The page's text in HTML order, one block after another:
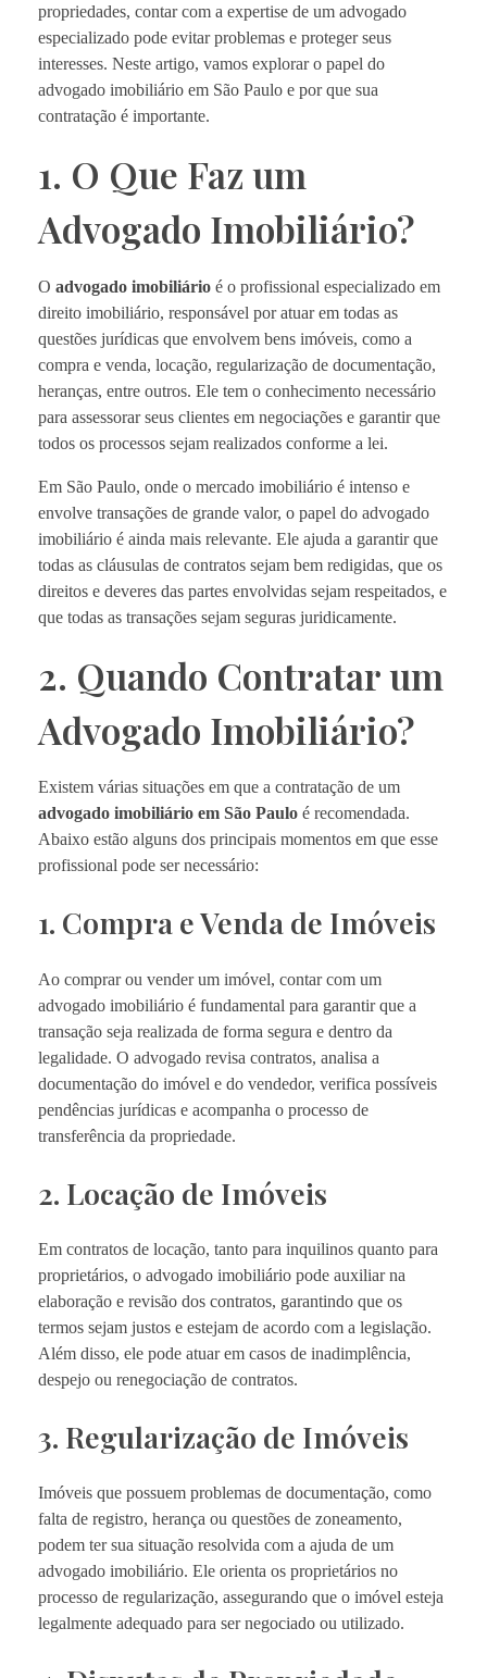
propriedades, contar com a expertise de um advogado
especializado pode evitar problemas e proteger seus
interesses. Neste artigo, vamos explorar o papel do
advogado imobiliário em São Paulo e por que sua
contratação é importante.
1. O Que Faz um
Advogado Imobiliário?
O advogado imobiliário é o profissional especializado em
direito imobiliário, responsável por atuar em todas as
questões jurídicas que envolvem bens imóveis, como a
compra e venda, locação, regularização de documentação,
heranças, entre outros. Ele tem o conhecimento necessário
para assessorar seus clientes em negociações e garantir que
todos os processos sejam realizados conforme a lei.
Em São Paulo, onde o mercado imobiliário é intenso e
envolve transações de grande valor, o papel do advogado
imobiliário é ainda mais relevante. Ele ajuda a garantir que
todas as cláusulas de contratos sejam bem redigidas, que os
direitos e deveres das partes envolvidas sejam respeitados, e
que todas as transações sejam seguras juridicamente.
2. Quando Contratar um
Advogado Imobiliário?
Existem várias situações em que a contratação de um
advogado imobiliário em São Paulo é recomendada.
Abaixo estão alguns dos principais momentos em que esse
profissional pode ser necessário:
1. Compra e Venda de Imóveis
Ao comprar ou vender um imóvel, contar com um
advogado imobiliário é fundamental para garantir que a
transação seja realizada de forma segura e dentro da
legalidade. O advogado revisa contratos, analisa a
documentação do imóvel e do vendedor, verifica possíveis
pendências jurídicas e acompanha o processo de
transferência da propriedade.
2. Locação de Imóveis
Em contratos de locação, tanto para inquilinos quanto para
proprietários, o advogado imobiliário pode auxiliar na
elaboração e revisão dos contratos, garantindo que os
termos sejam justos e estejam de acordo com a legislação.
Além disso, ele pode atuar em casos de inadimplência,
despejo ou renegociação de contratos.
3. Regularização de Imóveis
Imóveis que possuem problemas de documentação, como
falta de registro, herança ou questões de zoneamento,
podem ter sua situação resolvida com a ajuda de um
advogado imobiliário. Ele orienta os proprietários no
processo de regularização, assegurando que o imóvel esteja
legalmente adequado para ser negociado ou utilizado.